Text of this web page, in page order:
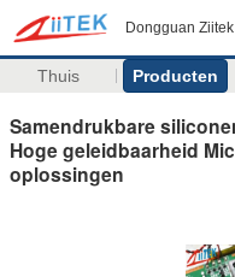
Dongguan
Thuis Producten
Samendrukbare
Hoge geleidbaarheid
oplossingen